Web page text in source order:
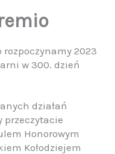
2023
w 300. dzień
działań
przeczytacie
Honorowym
Kołodziejem